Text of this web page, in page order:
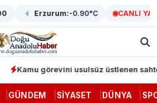
Erzurum:-0.90°C CANLI YAYIN
Kamu görevini usulsüz üstlenen sahte
GÜNDEM SIYASET DÜNYA